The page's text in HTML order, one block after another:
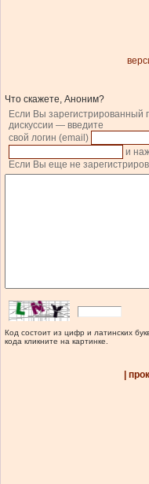
Что скажете, Аноним?
Если Вы зарегистрированный
дискуссии — введите
свой логин (email)
и
Если Вы еще не
Код состоит из цифр и латинских
кода кликните на картинке.
|